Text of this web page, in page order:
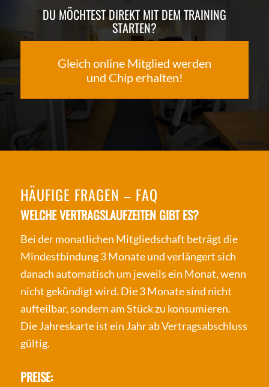
DU MÖCHTEST DIREKT MIT DEM TRAINING
STARTEN?
Gleich online Mitglied werden
und Chip erhalten!
HÄUFIGE FRAGEN – FAQ
WELCHE VERTRAGSLAUFZEITEN GIBT ES?
Bei der monatlichen Mitgliedschaft beträgt die
Mindestbindung 3 Monate und verlängert sich
danach automatisch um jeweils ein Monat, wenn
nicht gekündigt wird. Die 3 Monate sind nicht
aufteilbar, sondern am Stück zu konsumieren.
Die Jahreskarte ist ein Jahr ab Vertragsabschluss
gültig.
PREISE: